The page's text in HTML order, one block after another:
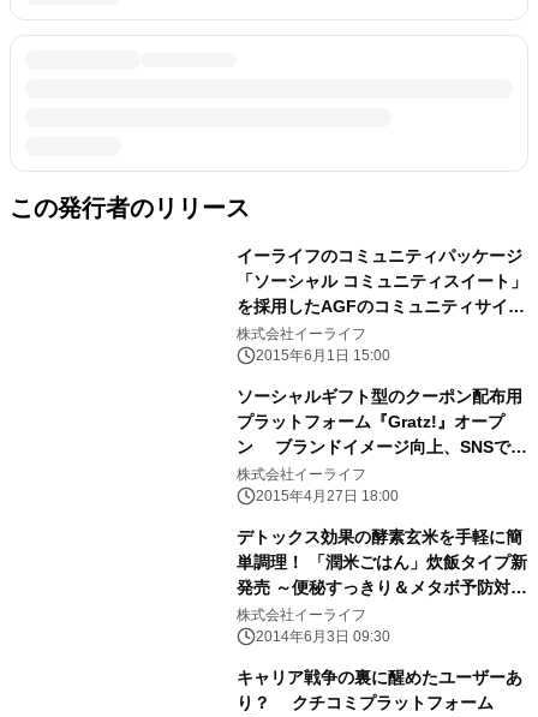
この発行者のリリース
イーライフのコミュニティパッケージ
「ソーシャル コミュニティスイート」
を採用したAGFのコミュニティサイト
「ハロースムージー キッチンラボ」
OPEN ～消費者とフードコーディネ
始～
株式会社イーライフ
2015年6月1日 15:00
ソーシャルギフト型のクーポン配布用
プラットフォーム『Gratz!』オープ
ン ブランドイメージ向上、SNSでの
波及効果など、プロモーションをより
上質に
株式会社イーライフ
2015年4月27日 18:00
デトックス効果の酵素玄米を手軽に簡
単調理！ 「潤米ごはん」炊飯タイプ新
発売 ～便秘すっきり＆メタボ予防対策
～
株式会社イーライフ
2014年6月3日 09:30
キャリア戦争の裏に醒めたユーザーあ
り？ クチコミプラットフォーム